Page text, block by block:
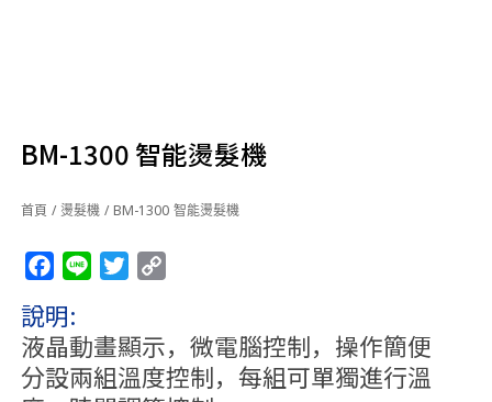
BM-1300 智能燙髮機
首頁 /燙髮機/ BM-1300 智能燙髮機
Facebook
Line Twitter
說明:
液晶動畫顯示，微電腦控制，操作簡便
分設兩組溫度控制，每組可單獨進行溫